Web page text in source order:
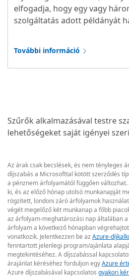
elfogadja, hogy egy vagy
szolgáltatás adott példányát
További információ
Szűrők alkalmazásával testre
lehetőségeket saját igényei
Az árak csak becslések, és nem tényleges
díjszabás a Microsofttal kötött szerződés
a pénznem árfolyamától függően
ki, és az előző hónap utolsó munkanapját
rögzített, londoni záró árfolyamok
végét megelőző két munkanap a főbb
az árfolyam-meghatározási nap általában
árfolyam a következő hónapban
vonatkozik. Jelentkezzen be az Azure-
fenntartott jelenlegi program/ajánlata
megtekintéséhez. A díjszabással
árajánlat kéréséhez forduljon egyAzure
Azure díjszabásával kapcsolatos gyakori